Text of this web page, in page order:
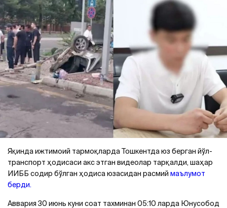
Яқинда ижтимоий тармоқларда Тошкентда юз берган йўл-
транспорт ҳодисаси акс этган видеолар тарқалди, шаҳар
ИИББ содир бўлган ҳодиса юзасидан расмий маълумот
берди.
Аввария 30 июнь куни соат тахминан 05:10 ларда Юнусобод